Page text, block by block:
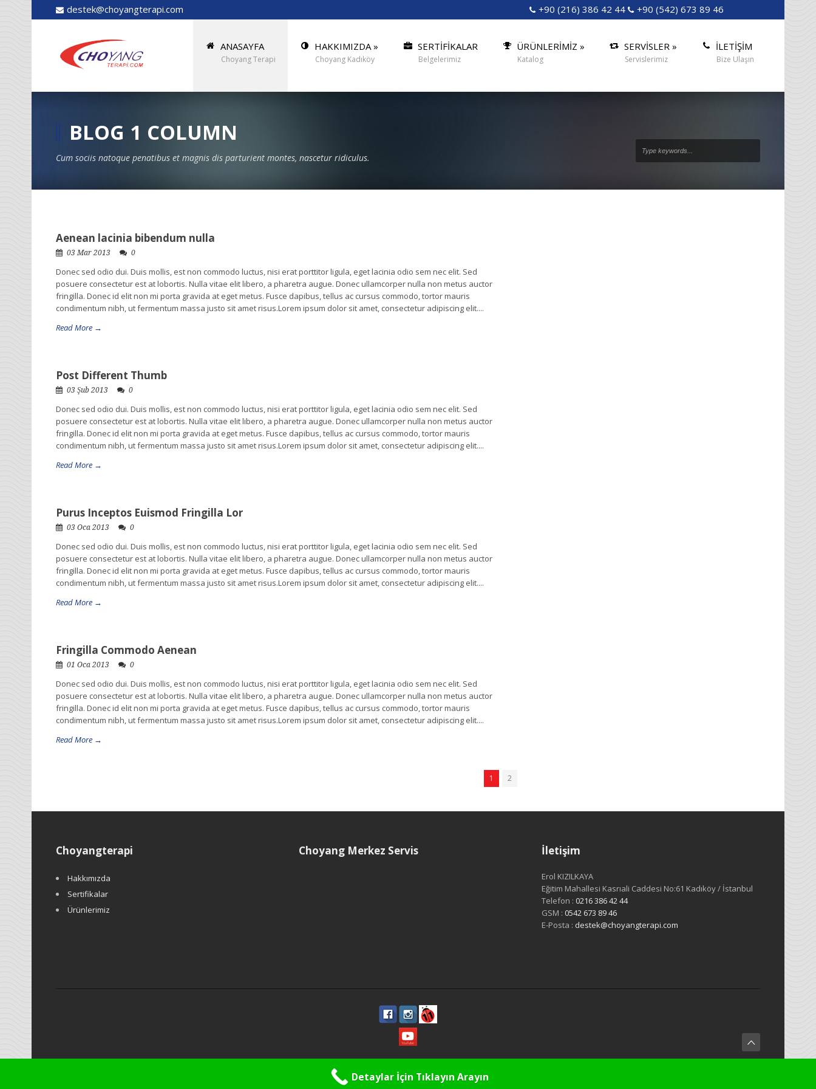
destek@choyangterapi.com +90 (216) 386 42 44 +90 (542) 673 89 46
ANASAYFA
Choyang Terapi
HAKKIMIZDA»
Choyang Kadıköy
SERTİFİKALAR
Belgelerimiz
ÜRÜNLERİMİZ »
Katalog
SERVİSLER»
Servislerimiz
İLETİŞİM
Bize Ulaşın
BLOG 1 COLUMN
Cum sociis natoque penatibus et magnis dis parturient montes, nascetur ridiculus.
Aenean lacinia bibendum nulla
03 Mar 2013 0
Donec sed odio dui. Duis mollis, est non commodo luctus, nisi erat porttitor ligula, eget lacinia odio sem nec elit. Sed
posuere consectetur est at lobortis. Nulla vitae elit libero, a pharetra augue. Donec ullamcorper nulla non metus auctor
fringilla. Donec id elit non mi porta gravida at eget metus. Fusce dapibus, tellus ac cursus commodo, tortor mauris
condimentum nibh, ut fermentum massa justo sit amet risus.Lorem ipsum dolor sit amet, consectetur adipiscing elit....
Read More →
Post Different Thumb
03 Şub 2013 0
Donec sed odio dui. Duis mollis, est non commodo luctus, nisi erat porttitor ligula, eget lacinia odio sem nec elit. Sed
posuere consectetur est at lobortis. Nulla vitae elit libero, a pharetra augue. Donec ullamcorper nulla non metus auctor
fringilla. Donec id elit non mi porta gravida at eget metus. Fusce dapibus, tellus ac cursus commodo, tortor mauris
condimentum nibh, ut fermentum massa justo sit amet risus.Lorem ipsum dolor sit amet, consectetur adipiscing elit....
Read More →
Purus Inceptos Euismod Fringilla Lor
03 Oca 2013 0
Donec sed odio dui. Duis mollis, est non commodo luctus, nisi erat porttitor ligula, eget lacinia odio sem nec elit. Sed
posuere consectetur est at lobortis. Nulla vitae elit libero, a pharetra augue. Donec ullamcorper nulla non metus auctor
fringilla. Donec id elit non mi porta gravida at eget metus. Fusce dapibus, tellus ac cursus commodo, tortor mauris
condimentum nibh, ut fermentum massa justo sit amet risus.Lorem ipsum dolor sit amet, consectetur adipiscing elit....
Read More →
Fringilla Commodo Aenean
01 Oca 2013 0
Donec sed odio dui. Duis mollis, est non commodo luctus, nisi erat porttitor ligula, eget lacinia odio sem nec elit. Sed
posuere consectetur est at lobortis. Nulla vitae elit libero, a pharetra augue. Donec ullamcorper nulla non metus auctor
fringilla. Donec id elit non mi porta gravida at eget metus. Fusce dapibus, tellus ac cursus commodo, tortor mauris
condimentum nibh, ut fermentum massa justo sit amet risus.Lorem ipsum dolor sit amet, consectetur adipiscing elit....
Read More →
1 2
Choyangterapi
Hakkımızda
Sertifikalar
Ürünlerimiz
Choyang Merkez Servis İletişim
Erol KIZILKAYA
Eğitim Mahallesi Kasrıali Caddesi No:61 Kadıköy / İstanbul
Telefon : 0216 386 42 44
GSM : 0542 673 89 46
E-Posta : destek@choyangterapi.com
Bu Sitenin bütün hakları Choyang Türkiye Kadıköy'e aittir.
Detaylar İçin Tıklayın Arayın